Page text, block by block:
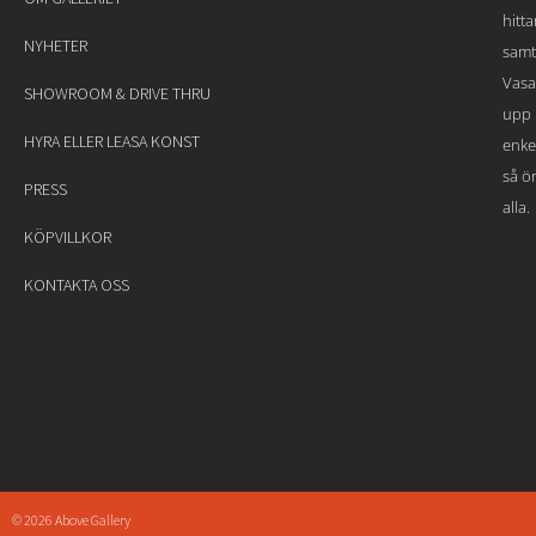
NYHETER
SHOWROOM & DRIVE THRU
HYRA ELLER LEASA KONST
PRESS
KÖPVILLKOR
KONTAKTA OSS
upp
så
alla.
© 2026 Above Gallery